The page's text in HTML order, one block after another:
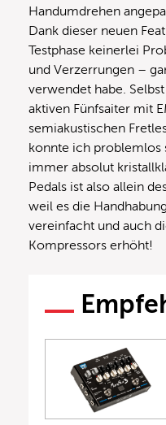
Handumdrehen
Dank dieser neuen
Testphase keinerlei
und Verzerrungen –
verwendet habe.
aktiven Fünfsaiter mit
semiakustischen
konnte ich problemlos
immer absolut
Pedals ist also allein
weil es die
vereinfacht und auch
Kompressors erhöht!